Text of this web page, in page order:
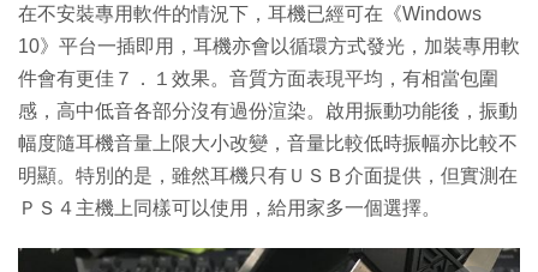
在不安裝專用軟件的情況下，耳機已經可在《Windows
10》平台一插即用，耳機亦會以循環方式發光，加裝專用軟
件會有更佳７．１效果。音質方面表現平均，有相當包圍
感，高中低音各部分沒有過份渲染。啟用振動功能後，振動
幅度隨耳機音量上限大小改變，音量比較低時振幅亦比較不
明顯。特別的是，雖然耳機只有ＵＳＢ介面提供，但實測在
ＰＳ４主機上同樣可以使用，給用家多一個選擇。